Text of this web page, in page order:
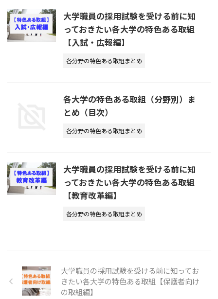
大学職員の採用試験を受ける前に知
っておきたい各大学の特色ある取組
【入試・広報編】
各分野の特色ある取組まとめ
各大学の特色ある取組（分野別）ま
とめ（目次）
各分野の特色ある取組まとめ
大学職員の採用試験を受ける前に知
っておきたい各大学の特色ある取組
【教育改革編】
各分野の特色ある取組まとめ
大学職員の採用試験を受ける前に知ってお
きたい各大学の特色ある取組【保護者向け
の取組編】